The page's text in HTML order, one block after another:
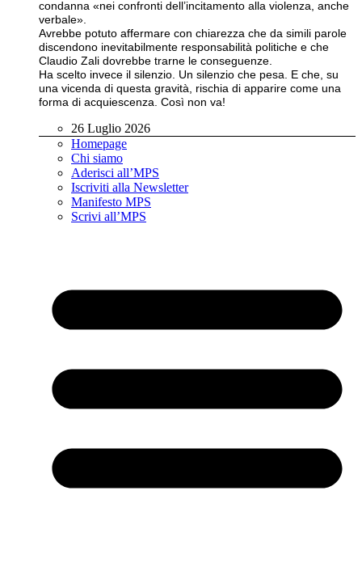
condanna «nei confronti dell’incitamento alla violenza, anche
verbale».
Avrebbe potuto affermare con chiarezza che da simili parole
discendono inevitabilmente responsabilità politiche e che
Claudio Zali dovrebbe trarne le conseguenze.
Ha scelto invece il silenzio. Un silenzio che pesa. E che, su
una vicenda di questa gravità, rischia di apparire come una
forma di acquiescenza. Così non va!
26 Luglio 2026
Homepage
Chi siamo
Aderisci all’MPS
Iscriviti alla Newsletter
Manifesto MPS
Scrivi all’MPS